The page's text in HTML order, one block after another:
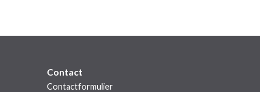
Contact
Contactformulier